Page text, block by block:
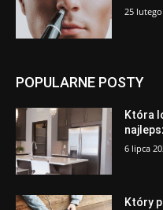
25
POPULARNE POSTY
Która
6 lipca
Który